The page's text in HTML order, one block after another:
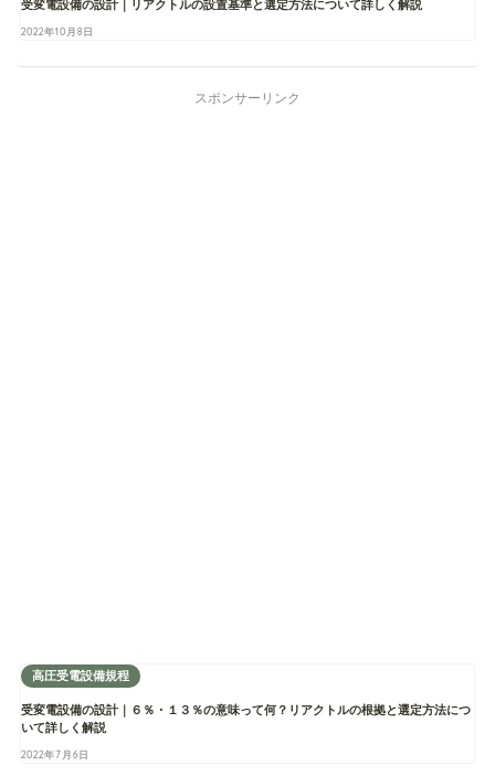
受変電設備の設計｜リアクトルの設置基準と選定方法について詳しく解説
2022年10月8日
スポンサーリンク
高圧受電設備規程
受変電設備の設計｜６％・１３％の意味って何？リアクトルの根拠と選定方法につ
いて詳しく解説
2022年7月6日